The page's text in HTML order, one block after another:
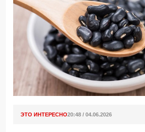
ЭТО ИНТЕРЕСНО20:48 / 04.06.2026